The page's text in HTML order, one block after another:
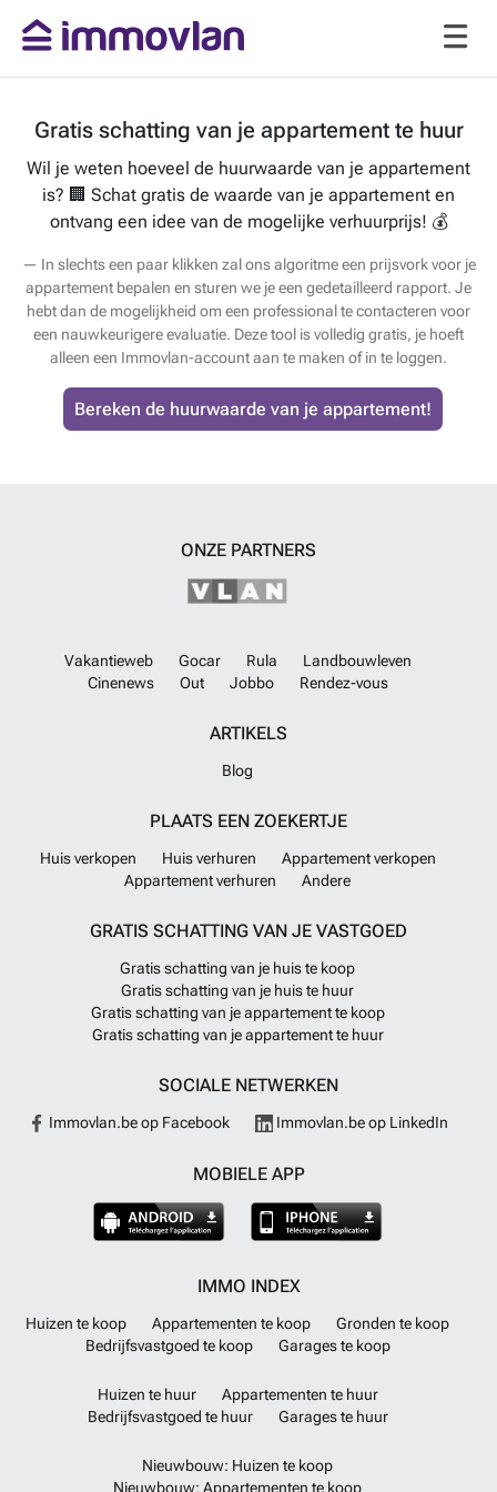
Gratis schatting van je appartement te huur
Wil je weten hoeveel de huurwaarde van je appartement
is? 🏢 Schat gratis de waarde van je appartement en
ontvang een idee van de mogelijke verhuurprijs! 💰
In slechts een paar klikken zal ons algoritme een prijsvork voor je
appartement bepalen en sturen we je een gedetailleerd rapport. Je
hebt dan de mogelijkheid om een professional te contacteren voor
een nauwkeurigere evaluatie. Deze tool is volledig gratis, je hoeft
alleen een Immovlan-account aan te maken of in te loggen.
Bereken de huurwaarde van je appartement!
ONZE PARTNERS
Vakantieweb Gocar Rula
Landbouwleven
Cinenews
Out Jobbo Rendez-vous
ARTIKELS
Blog
PLAATS EEN ZOEKERTJE
Huis verkopen Huis verhuren
Appartement verkopen
Appartement verhuren
Andere
GRATIS SCHATTING VAN JE VASTGOED
Gratis schatting van je huis te koop
Gratis schatting van je huis te huur
Gratis schatting van je appartement te koop
Gratis schatting van je appartement te huur
SOCIALE NETWERKEN
Immovlan.be op Facebook Immovlan.be op LinkedIn
MOBIELE APP
IMMO INDEX
Huizen te koop Appartementen te koop
Gronden te koop
Bedrijfsvastgoed te koop
Garages te koop
Huizen te huur
Appartementen te huur
Bedrijfsvastgoed te huur
Garages te huur
Nieuwbouw: Huizen te koop
Nieuwbouw: Appartementen te koop